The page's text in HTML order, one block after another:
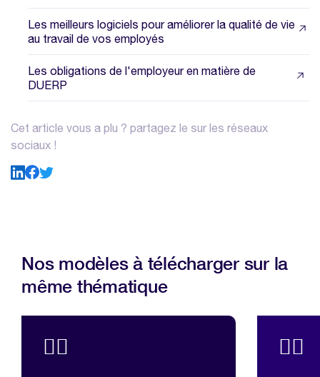
Les meilleurs logiciels pour améliorer la qualité de vie
au travail de vos employés
Les obligations de l'employeur en matière de
DUERP
Cet article vous a plu ? partagez le sur les réseaux
sociaux !
Nos modèles à télécharger sur la
même thématique
💆‍♂️ 💆‍♂️